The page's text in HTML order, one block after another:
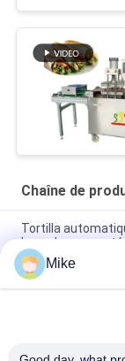
Chaîne de
Tortilla
la couleur
10 - chaîne de
nouvelle
Une nouvelle
Mike